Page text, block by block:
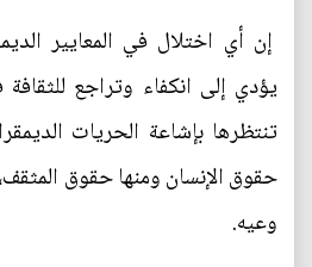
إن أي اختلال في المعايير
يؤدي إلى انكفاء وتراجع
تنتظرها بإشاعة الحريات
حقوق الإنسان ومنها حقوق
وعيه.